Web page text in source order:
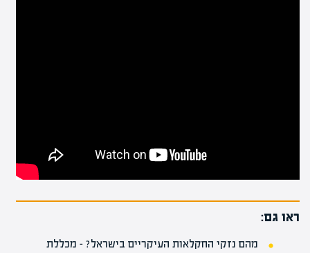
ראו גם:
מהם נזקי החקלאות העיקריים בישראל? – מכללת